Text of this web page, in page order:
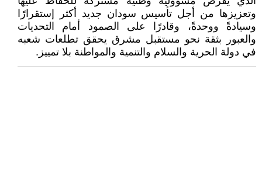
وتعزيزها من أجل تأسيس سودان جديد أكثر إستقرارًا
وسيادةً ووحدةً، وقادرًا على الصمود أمام التحديات
والعبور بثقة نحو مستقبل مشرق يحقق تطلعات شعبه
في دولة الحرية والسلام والتنمية والمواطنة بلا تمييز.